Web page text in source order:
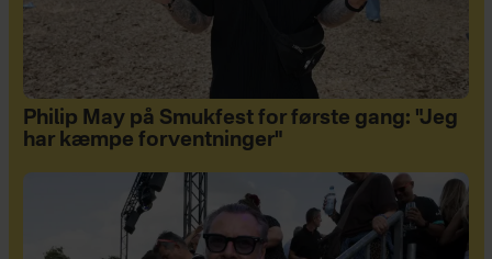
Philip May på Smukfest for første gang: "Jeg
har kæmpe forventninger"